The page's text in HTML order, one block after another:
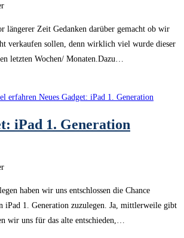
längerer Zeit Gedanken darüber gemacht ob wir
verkaufen sollen, denn wirklich viel wurde dieser
letzten Wochen/ Monaten.Dazu…
iPad 1. Generation
haben wir uns entschlossen die Chance
iPad 1. Generation zuzulegen. Ja, mittlerweile gibt
wir uns für das alte entschieden,…